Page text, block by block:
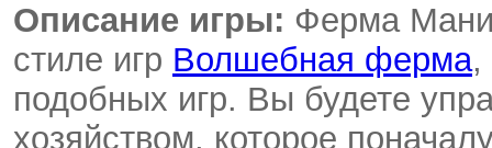
Описание игры: Ферма
стиле игр Волшебная ферма,
подобных игр. Вы будете
хозяйством, которое